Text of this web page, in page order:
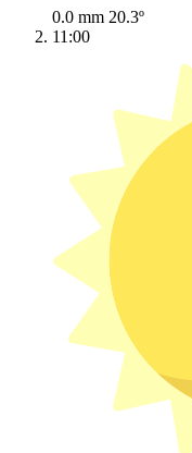
0.0 mm 20.3º
11:00